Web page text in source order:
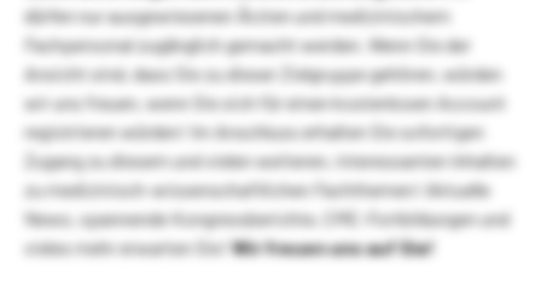
dürfen nur ausgewiesenen Ärzten und medizinischem
Fachpersonal zugänglich gemacht werden. Wenn Sie der
Ansicht sind, dass Sie zu dieser Zielgruppe gehören, würden
wir uns freuen, wenn Sie sich für einen kostenlosen Account
registrieren würden! Im Anschluss erhalten Sie sofortigen
Zugang zu diesem und vielen weiteren, interessanten Inhalten
zu medizinisch-wissenschaftlichen Fachthemen! Aktuelle
News, spannende Kongressberichte, CME-Fortbildungen und
vieles mehr erwarten Sie!Wir freuen uns auf Sie!